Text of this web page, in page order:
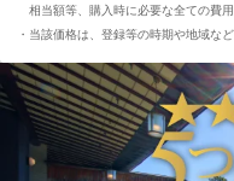
相当額等、購入時に必要な全ての費用
当該価格は、登録等の時期や地域な